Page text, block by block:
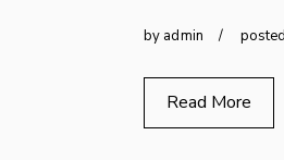
by admin
Read More